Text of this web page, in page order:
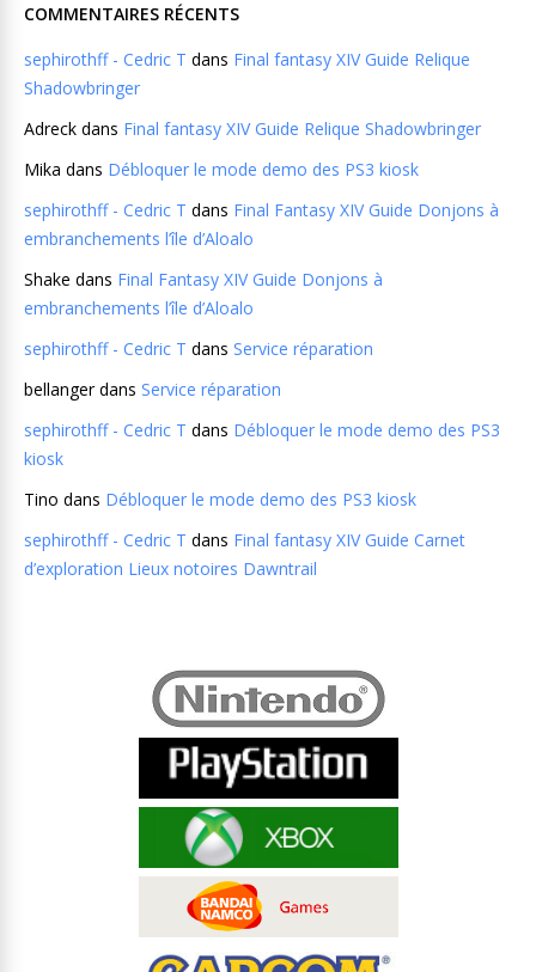
COMMENTAIRES RÉCENTS
sephirothff - Cedric T dans Final fantasy XIV Guide Relique
Shadowbringer
Adreck dans Final fantasy XIV Guide Relique Shadowbringer
Mika dans Débloquer le mode demo des PS3 kiosk
sephirothff - Cedric T dans Final Fantasy XIV Guide Donjons à
embranchements l’île d’Aloalo
Shake dans Final Fantasy XIV Guide Donjons à
embranchements l’île d’Aloalo
sephirothff - Cedric T dans Service réparation
bellangerdans Service réparation
sephirothff - Cedric T dans Débloquer le mode demo des PS3
kiosk
Tino dans Débloquer le mode demo des PS3 kiosk
sephirothff - Cedric T dans Final fantasy XIV Guide Carnet
d’exploration Lieux notoires Dawntrail